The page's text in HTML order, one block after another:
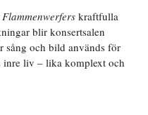
Flammenwerfers kraftfulla
blir konsertsalen
sång och bild används för
inre liv – lika komplext och